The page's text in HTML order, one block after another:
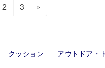
固
ー
ジ
2
固
ー
ジ
3 »
クッション アウトドア・